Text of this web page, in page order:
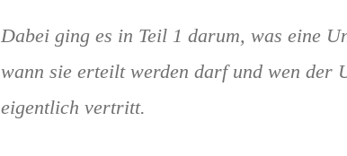
Dabei ging es in Teil 1 darum, was eine
wann sie erteilt werden darf und wen der
eigentlich vertritt.